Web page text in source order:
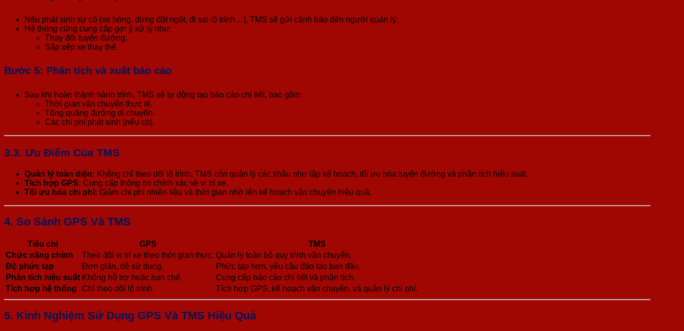
Nếu phát sinh sự cố (xe hỏng, dừng đột ngột, đi sai lộ trình…), TMS sẽ gửi cảnh báo đến người quản lý.
Hệ thống cũng cung cấp gợi ý xử lý như:
Thay đổi tuyến đường.
Sắp xếp xe thay thế.
Bước 5: Phân tích và xuất báo cáo
Sau khi hoàn thành hành trình, TMS sẽ tự động tạo báo cáo chi tiết, bao gồm:
Thời gian vận chuyển thực tế.
Tổng quãng đường di chuyển.
Các chi phí phát sinh (nếu có).
3.3. Ưu Điểm Của TMS
Quản lý toàn diện: Không chỉ theo dõi lộ trình, TMS còn quản lý các khâu như lập kế hoạch, tối ưu hóa tuyến đường và phân tích hiệu suất.
Tích hợp GPS: Cung cấp thông tin chính xác về vị trí xe.
Tối ưu hóa chi phí: Giảm chi phí nhiên liệu và thời gian nhờ lên kế hoạch vận chuyển hiệu quả.
4. So Sánh GPS Và TMS
Tiêu chí GPS
TMS
Chức năng chính
Theo dõi vị trí xe theo thời gian thực. Quản lý toàn bộ quy trình vận chuyển.
Độ phức tạp
Đơn giản, dễ sử dụng.
Phức tạp hơn, yêu cầu đào tạo ban đầu.
Phân tích hiệu suất Không hỗ trợ hoặc hạn chế.
Cung cấp báo cáo chi tiết và phân tích.
Tích hợp hệ thống
Chỉ theo dõi lộ trình. Tích hợp GPS, kế hoạch vận chuyển, và quản lý chi phí.
5. Kinh Nghiệm Sử Dụng GPS Và TMS Hiệu Quả